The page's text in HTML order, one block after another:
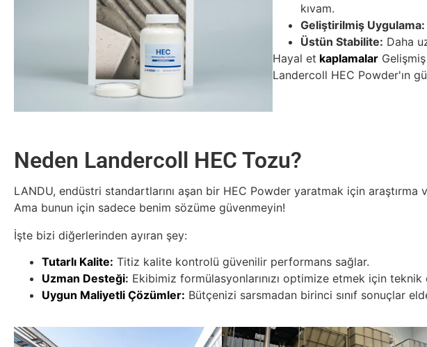
kıvam.
Geliştirilmiş Uygulama:
Üstün Stabilite: Daha
Hayal et kaplamalarGelişmiş
Landercoll HEC Powder'ın
Neden Landercoll HEC Tozu?
LANDU, endüstri standartlarını aşan bir HEC Powder yaratmak için araştırma
Ama bunun için sadece benim sözüme güvenmeyin!
İşte bizi diğerlerinden ayıran şey:
Tutarlı Kalite: Titiz kalite kontrolü güvenilir performans sağlar.
Uzman Desteği: Ekibimiz formülasyonlarınızı optimize etmek için teknik
Uygun Maliyetli Çözümler: Bütçenizi sarsmadan birinci sınıf sonuçlar